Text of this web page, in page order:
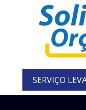
SERVIÇO